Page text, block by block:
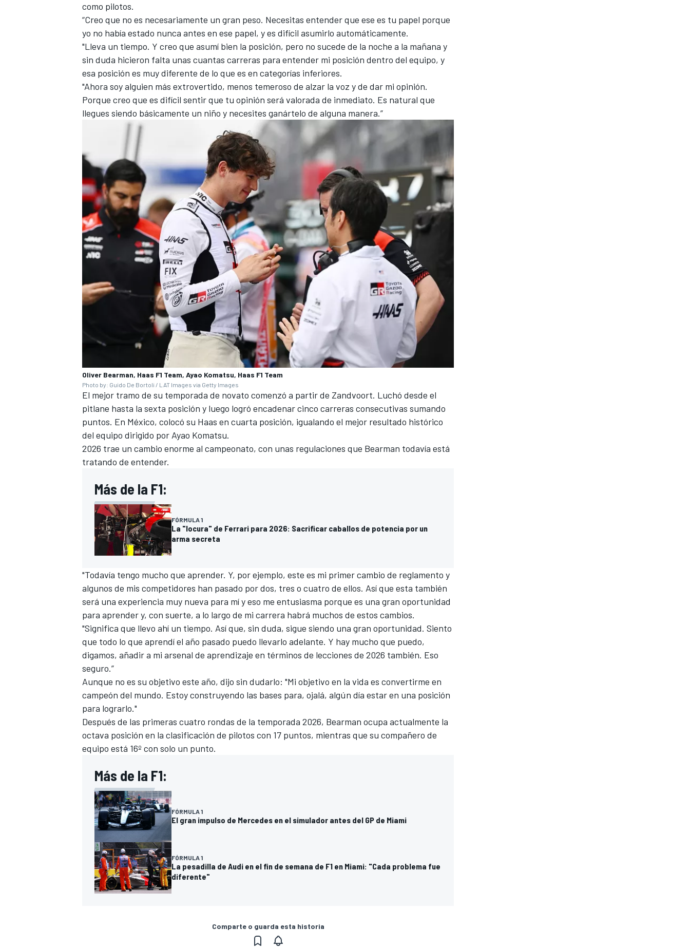
MÁS CATEGORÍAS
como pilotos.
“Creo que no es necesariamente un gran peso. Necesitas entender que ese es tu papel porque
yo no había estado nunca antes en ese papel, y es difícil asumirlo automáticamente.
"Lleva un tiempo. Y creo que asumí bien la posición, pero no sucede de la noche a la mañana y
sin duda hicieron falta unas cuantas carreras para entender mi posición dentro del equipo, y
esa posición es muy diferente de lo que es en categorías inferiores.
"Ahora soy alguien más extrovertido, menos temeroso de alzar la voz y de dar mi opinión.
Porque creo que es difícil sentir que tu opinión será valorada de inmediato. Es natural que
llegues siendo básicamente un niño y necesites ganártelo de alguna manera.”
Oliver Bearman, Haas F1 Team, Ayao Komatsu, Haas F1 Team
Photo by: Guido De Bortoli / LAT Images via Getty Images
El mejor tramo de su temporada de novato comenzó a partir de Zandvoort. Luchó desde el
pitlane hasta la sexta posición y luego logró encadenar cinco carreras consecutivas sumando
puntos. En México, colocó su Haas en cuarta posición, igualando el mejor resultado histórico
del equipo dirigido por Ayao Komatsu.
2026 trae un cambio enorme al campeonato, con unas regulaciones que Bearman todavía está
tratando de entender.
Más de la F1:
FÓRMULA 1
La "locura" de Ferrari para 2026: Sacrificar caballos de potencia por un
arma secreta
"Todavía tengo mucho que aprender. Y, por ejemplo, este es mi primer cambio de reglamento y
algunos de mis competidores han pasado por dos, tres o cuatro de ellos. Así que esta también
será una experiencia muy nueva para mí y eso me entusiasma porque es una gran oportunidad
para aprender y, con suerte, a lo largo de mi carrera habrá muchos de estos cambios.
"Significa que llevo ahí un tiempo. Así que, sin duda, sigue siendo una gran oportunidad. Siento
que todo lo que aprendí el año pasado puedo llevarlo adelante. Y hay mucho que puedo,
digamos, añadir a mi arsenal de aprendizaje en términos de lecciones de 2026 también. Eso
seguro.”
Aunque no es su objetivo este año, dijo sin dudarlo: "Mi objetivo en la vida es convertirme en
campeón del mundo. Estoy construyendo las bases para, ojalá, algún día estar en una posición
para lograrlo."
Después de las primeras cuatro rondas de la temporada 2026, Bearman ocupa actualmente la
octava posición en la clasificación de pilotos con 17 puntos, mientras que su compañero de
equipo está 16º con solo un punto.
Más de la F1:
FÓRMULA 1
El gran impulso de Mercedes en el simulador antes del GP de Miami
FÓRMULA 1
La pesadilla de Audi en el fin de semana de F1 en Miami: "Cada problema fue
diferente"
Comparte o guarda esta historia